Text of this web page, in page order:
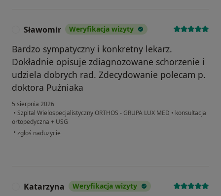
Sławomir Weryfikacja wizyty
Bardzo sympatyczny i konkretny lekarz.
Dokładnie opisuje zdiagnozowane schorzenie i
udziela dobrych rad. Zdecydowanie polecam p.
doktora Puźniaka
5 sierpnia 2026
• Szpital Wielospecjalistyczny ORTHOS - GRUPA LUX MED • konsultacja
ortopedyczna + USG
• w opinii użytkownika Sławomir
zgłoś nadużycie
Katarzyna Weryfikacja wizyty